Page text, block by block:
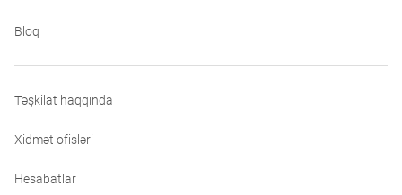
Bloq
Təşkilat haqqında
Xidmət ofisləri
Hesabatlar